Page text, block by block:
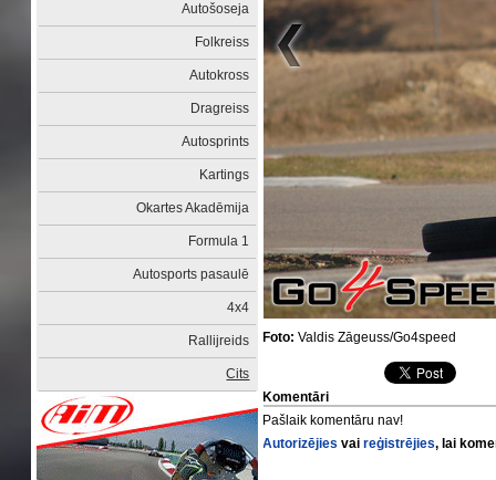
Autošoseja
Folkreiss
Autokross
Dragreiss
Autosprints
Kartings
Okartes Akadēmija
Formula 1
Autosports pasaulē
4x4
Rallijreids
Cits
Foto: Valdis Zāgeuss/Go4speed
Komentāri
Pašlaik komentāru nav!
Autorizējies vaireģistrējies, lai